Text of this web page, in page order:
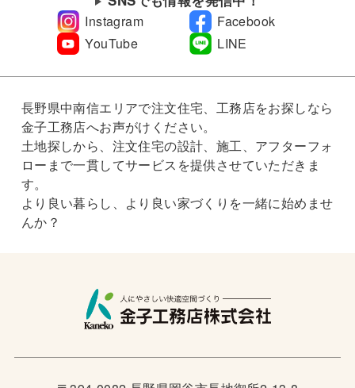
Instagram
Facebook
YouTube
LINE
長野県中南信エリアで注文住宅、工務店をお探しなら
金子工務店へお声がけください。
土地探しから、注文住宅の設計、施工、アフターフォ
ローまで一貫してサービスを提供させていただきま
す。
より良い暮らし、より良い家づくりを一緒に始めませ
んか？